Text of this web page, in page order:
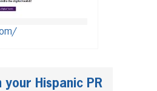
your Hispanic PR